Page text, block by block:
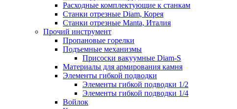
Расходные комплектующие к станкам
Станки отрезные Diam, Корея
Станки отрезные Manta, Италия
Прочий инструмент
Пропановые горелки
Подъeмные механизмы
Присоски вакуумные Diam-S
Материалы для армирования камня
Элементы гибкой подводки
Элементы гибкой подводки 1/2
Элементы гибкой подводки 1/4
Войлок